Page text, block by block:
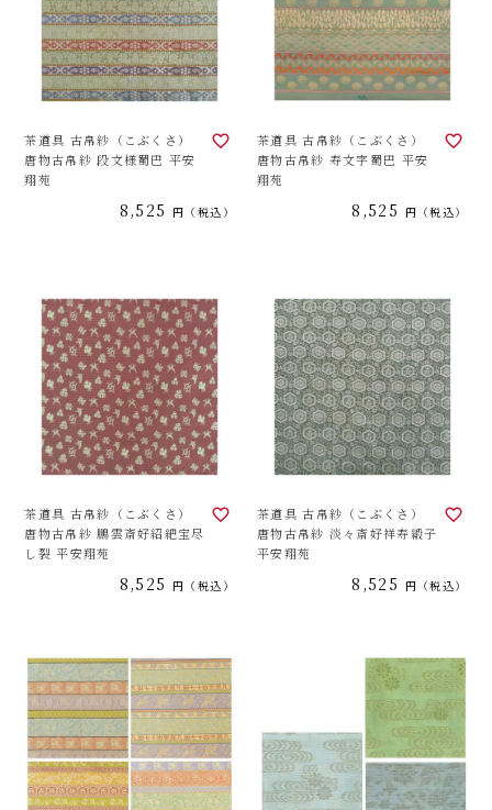
茶道具 古帛紗（こぶくさ）
唐物古帛紗 段文様蜀巴 平安
翔苑
8,525 税込
茶道具 古帛紗（こぶくさ）
唐物古帛紗 寿文字蜀巴 平安
翔苑
8,525 税込
茶道具 古帛紗（こぶくさ）
唐物古帛紗 鵬雲斎好紹紦宝尽
し裂 平安翔苑
8,525 税込
茶道具 古帛紗（こぶくさ）
唐物古帛紗 淡々斎好祥寿緞子
平安翔苑
8,525 税込